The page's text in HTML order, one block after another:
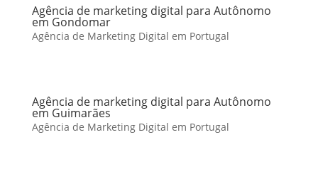
Agência de marketing digital para Autônomo
em Gondomar
Agência de Marketing Digital em Portugal
Agência de marketing digital para Autônomo
em Guimarães
Agência de Marketing Digital em Portugal